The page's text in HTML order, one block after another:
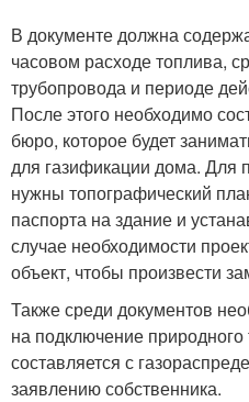
В документе должна
часовом расходе топлива,
трубопровода и периоде
После этого необходимо
бюро, которое будет
для газификации дома. Для
нужны топографический
паспорта на здание и
случае необходимости
объект, чтобы произвести
Также среди документов
на подключение природного
составляется с
заявлению собственника.